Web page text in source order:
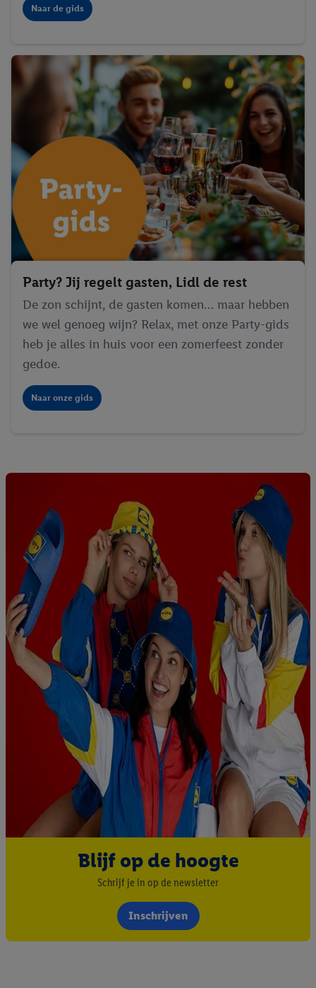
Naar de gids
Party? Jij regelt gasten, Lidl de rest
De zon schijnt, de gasten komen… maar hebben
we wel genoeg wijn? Relax, met onze Party-gids
heb je alles in huis voor een zomerfeest zonder
gedoe.
Naar onze gids
Blijf op de hoogte
Schrijf je in op de newsletter
Inschrijven